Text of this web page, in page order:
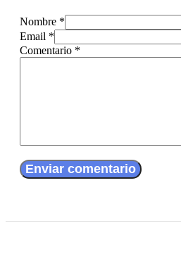
Nombre *
Email *
Comentario *